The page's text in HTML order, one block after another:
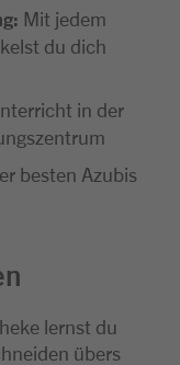
Mit jedem
du dich
in der
besten Azubis
lernst du
übers